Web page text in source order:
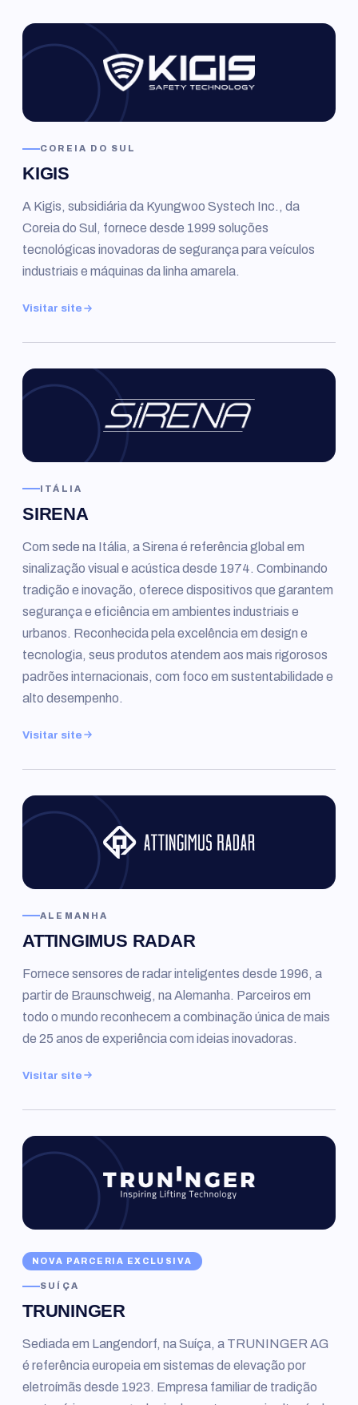
COREIA DO SUL
KIGIS
A Kigis, subsidiária da Kyungwoo Systech Inc., da
Coreia do Sul, fornece desde 1999 soluções
tecnológicas inovadoras de segurança para veículos
industriais e máquinas da linha amarela.
Visitar site
ITÁLIA
SIRENA
Com sede na Itália, a Sirena é referência global em
sinalização visual e acústica desde 1974. Combinando
tradição e inovação, oferece dispositivos que garantem
segurança e eficiência em ambientes industriais e
urbanos. Reconhecida pela excelência em design e
tecnologia, seus produtos atendem aos mais rigorosos
padrões internacionais, com foco em sustentabilidade e
alto desempenho.
Visitar site
ALEMANHA
ATTINGIMUS RADAR
Fornece sensores de radar inteligentes desde 1996, a
partir de Braunschweig, na Alemanha. Parceiros em
todo o mundo reconhecem a combinação única de mais
de 25 anos de experiência com ideias inovadoras.
Visitar site
NOVA PARCERIA EXCLUSIVA
SUÍÇA
TRUNINGER
Sediada em Langendorf, na Suíça, a TRUNINGER AG
é referência europeia em sistemas de elevação por
eletroímãs desde 1923. Empresa familiar de tradição